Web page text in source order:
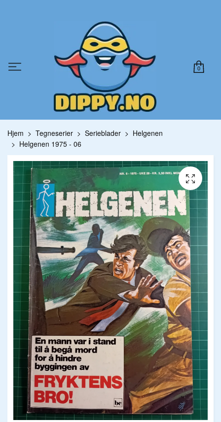
0
Hjem Tegneserier Serieblader
Helgenen
Helgenen 1975 - 06